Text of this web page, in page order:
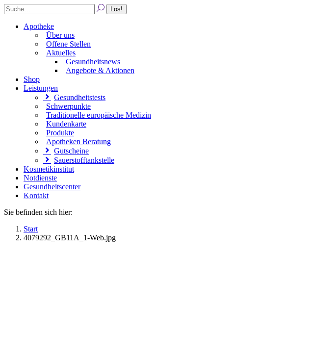
Apotheke
Über uns
Offene Stellen
Aktuelles
Gesundheitsnews
Angebote & Aktionen
Shop
Leistungen
Gesundheitstests
Schwerpunkte
Traditionelle europäische Medizin
Kundenkarte
Produkte
Apotheken Beratung
Gutscheine
Sauerstofftankstelle
Kosmetikinstitut
Notdienste
Gesundheitscenter
Kontakt
Sie befinden sich hier:
Start
4079292_GB11A_1-Web.jpg